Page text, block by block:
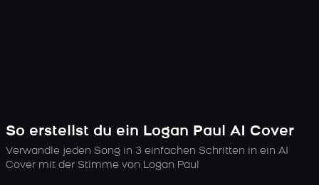
So erstellst du ein Logan Paul AI Cover
Verwandle jeden Song in 3 einfachen Schritten in ein AI
Cover mit der Stimme von Logan Paul